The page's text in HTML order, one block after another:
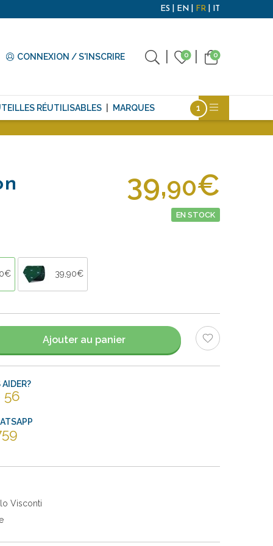
ES EN FR IT
CONNEXION / S'INSCRIRE 0 0
RÉUTILISABLES MARQUES
39,90€
EN STOCK
39,90€
Ajouter au panier
56
Visconti